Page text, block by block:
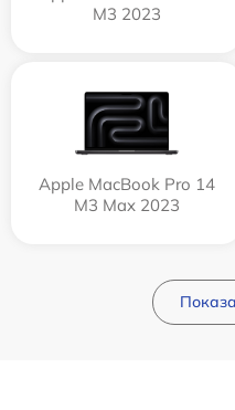
M3 2023
Apple MacBook Pro 14
M3 Max 2023